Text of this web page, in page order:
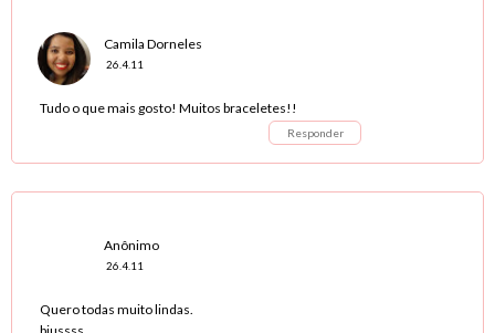
Camila Dorneles
26.4.11
Tudo o que mais gosto! Muitos braceletes!!
Responder
Anônimo
26.4.11
Quero todas muito lindas.